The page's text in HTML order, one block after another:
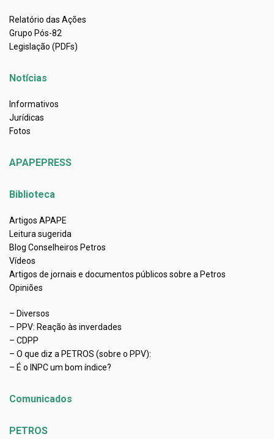
Relatório das Ações
Grupo Pós-82
Legislação (PDFs)
Notícias
Informativos
Jurídicas
Fotos
APAPEPRESS
Biblioteca
Artigos APAPE
Leitura sugerida
Blog Conselheiros Petros
Vídeos
Artigos de jornais e documentos públicos sobre a Petros
Opiniões
– Diversos
– PPV: Reação às inverdades
– CDPP
– O que diz a PETROS (sobre o PPV):
– É o INPC um bom índice?
Comunicados
PETROS